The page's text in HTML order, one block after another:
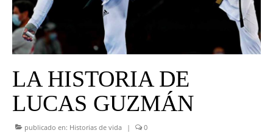
UNIVERSO CAD
NOTICIAS
CAD MEDIA
CAD FEDERAL
LA HISTORIA DE
LUCAS GUZMÁN
publicado en: Historias de vida | 0